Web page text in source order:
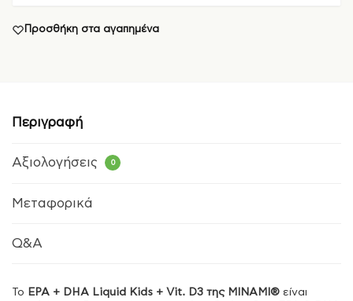
Προσθήκη στα αγαπημένα
Περιγραφή
Αξιολογήσεις 0
Μεταφορικά
Q&A
Το EPA + DHA Liquid Kids + Vit. D3 της ΜΙΝΑΜΙ® είναι